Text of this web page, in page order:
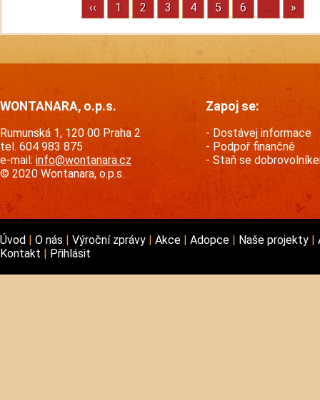
Previous
page
‹‹ Stránka
1 Stránka
2 Stránka
3 Stránka
4 Stránka
5 Stránka
6 …
Next
page
»
WONTANARA, o.p.s.
Rumunská 1, 120 00 Praha 2
tel. 604 983 875
e-mail: info@wontanara.cz
© 2020 Wontanara, o.p.s.
Zapoj se:
Dostávej informace
Podpoř finančně
Staň se
Úvod O nás Výroční zprávy Akce Adopce Naše projekty
Kontakt
Přihlásit